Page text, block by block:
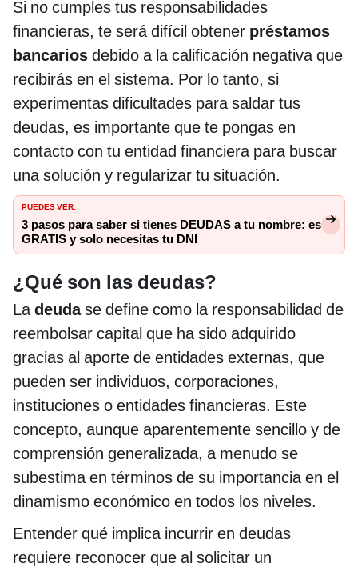
Si no cumples tus responsabilidades
financieras, te será difícil obtener préstamos
bancarios debido a la calificación negativa que
recibirás en el sistema. Por lo tanto, si
experimentas dificultades para saldar tus
deudas, es importante que te pongas en
contacto con tu entidad financiera para buscar
una solución y regularizar tu situación.
PUEDES VER:
3 pasos para saber si tienes DEUDAS a tu nombre: es
GRATIS y solo necesitas tu DNI
¿Qué son las deudas?
La deudase define como la responsabilidad de
reembolsar capital que ha sido adquirido
gracias al aporte de entidades externas, que
pueden ser individuos, corporaciones,
instituciones o entidades financieras. Este
concepto, aunque aparentemente sencillo y de
comprensión generalizada, a menudo se
subestima en términos de su importancia en el
dinamismo económico en todos los niveles.
Entender qué implica incurrir en deudas
requiere reconocer que al solicitar un